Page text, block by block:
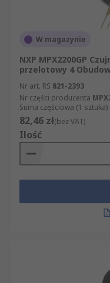
W magazynie
NXP MPX2200GP
przelotowy 4
Nr art. RS 821-2393
Nr części producenta
Suma częściowa (1 sztuka)
82,46 zł(bez VAT)
Ilość